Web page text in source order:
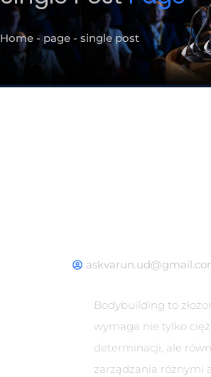
Home - page - single post
Bodybuilding to
wymaga nie tylko
determinacji, ale
zarządzania różnymi